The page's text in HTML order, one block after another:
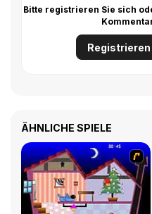
Bitte registrieren Sie sich
Registrieren
ÄHNLICHE SPIELE